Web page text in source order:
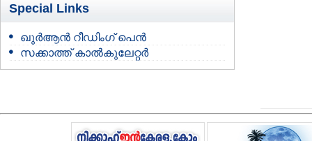
Special Links
ഖുർആൻ റീഡിംഗ് പെൻ
സക്കാത്ത് കാൽകുലേറ്റർ